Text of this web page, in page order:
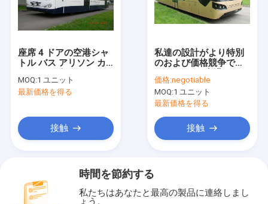
座席 4 ドアの空港シャ
トル バス アリソン カ
2100 の自動変速機
MOQ:1 ユニット
最新価格を得る
接触
私達の設計がより特別
のおよび価格競争です
の等量は
価格:negotiable
MOQ:1 ユニット
最新価格を得る
接触
時間を節約する
私たちはあなたと最高の製品に連絡しまし
ょう。